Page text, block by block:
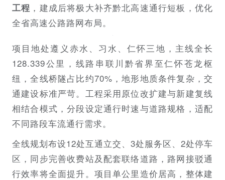
工程 ，建成后将极大补齐黔北高速通行短板，优化
全省高速公路路网布局。
项目地处遵义赤水、习水、仁怀三地，主线全长
128.339公里，线路串联川黔省界至仁怀苍龙枢
纽，全线桥隧占比约70%，地形地质条件复杂，交
通建设标准严苛。工程采用原位改扩建与新建复线
相结合模式，分段设定通行时速与道路规格，适配
不同路段车流通行需求。
全线规划布设12处互通立交、3处服务区、2处停车
区，同步完善收费站及配套联络道路，路网接驳通
行效率将全面提升。项目单公里造价居高，整体建